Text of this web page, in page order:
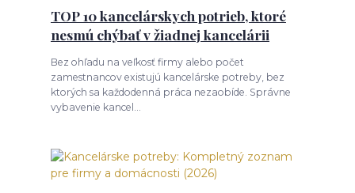
TOP 10 kancelárskych potrieb, ktoré
nesmú chýbať v žiadnej kancelárii
Bez ohľadu na veľkosť firmy alebo počet
zamestnancov existujú kancelárske potreby, bez
ktorých sa každodenná práca nezaobíde. Správne
vybavenie kancel...